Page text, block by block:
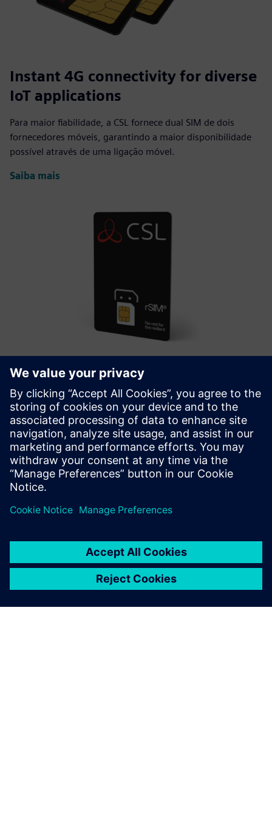
Instant 4G connectivity for diverse
IoT applications
Para maior fiabilidade, a CSL fornece dual SIM de dois
fornecedores móveis, garantindo a maior disponibilidade
possível através de uma ligação móvel.
Saiba mais
rSIM - resilient autonomous SIM
O rSim é uma solução SIM revolucionária concebida para
resolver o problema crescente de interrupções de rede que
afetam as aplicações críticas da IoT.
Saiba mais